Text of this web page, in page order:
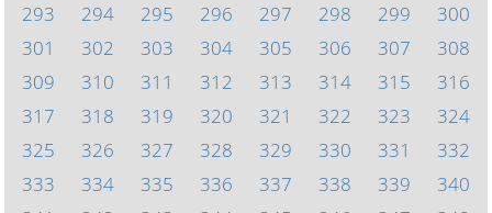
293
294 295 296 297 298 299
300
301
302 303 304 305 306 307
308
309
310 311 312 313 314 315
316
317
318 319 320 321 322 323
324
325
326 327 328 329 330 331
332
333
334 335 336 337 338 339
340